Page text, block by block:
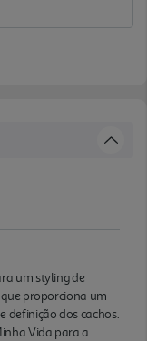
um styling de
proporciona um
definição dos cachos.
Vida para a